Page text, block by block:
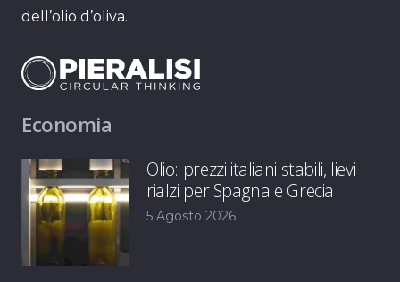
dell’olio d’oliva.
Economia
Olio: prezzi italiani stabili, lievi
rialzi per Spagna e Grecia
5 Agosto 2026